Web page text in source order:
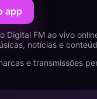
app
Digital FM ao vivo
notícias e
e transmissões